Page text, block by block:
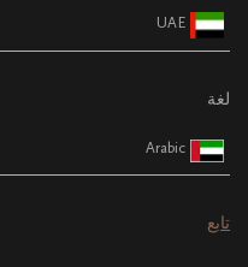
UAE
لغة
Arabic
تابع